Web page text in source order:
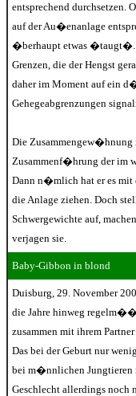
entsprechend durchsetzen.
auf der Au�enanlage
�berhaupt etwas �taugt�.
Grenzen, die der Hengst
daher im Moment auf ein
Gehegeabgrenzungen
Die Zusammengew�hnung
Zusammenf�hrung der im
Dann n�mlich hat er es
die Anlage ziehen. Doch
Schwergewichte auf,
verjagen sie.
Baby-Gibbon in blond
Duisburg, 29. November
die Jahre hinweg
zusammen mit ihrem
Das bei der Geburt nur
bei m�nnlichen Jungtieren
Geschlecht allerdings noch